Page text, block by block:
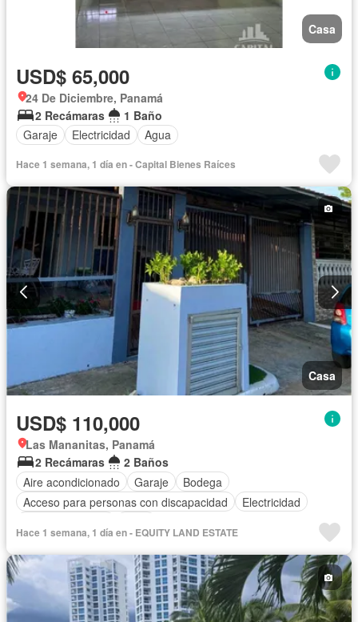
Casa
USD$ 65,000
24 De Diciembre, Panamá
2 Recámaras
1 Baño
Garaje
Electricidad Agua
Hace 1 semana, 1 día en - Capital Bienes Raíces
Casa
USD$ 110,000
Las Mananitas, Panamá
2 Recámaras
2 Baños
Aire acondicionado
Garaje
Bodega
Acceso para personas con discapacidad
Electricidad
Hace 1 semana, 1 día en - EQUITY LAND ESTATE